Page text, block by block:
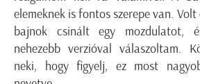
elemeknek is fontos szerepe van.
bajnok csinált egy mozdulatot,
nehezebb verzióval válaszoltam.
neki, hogy figyelj, ez most